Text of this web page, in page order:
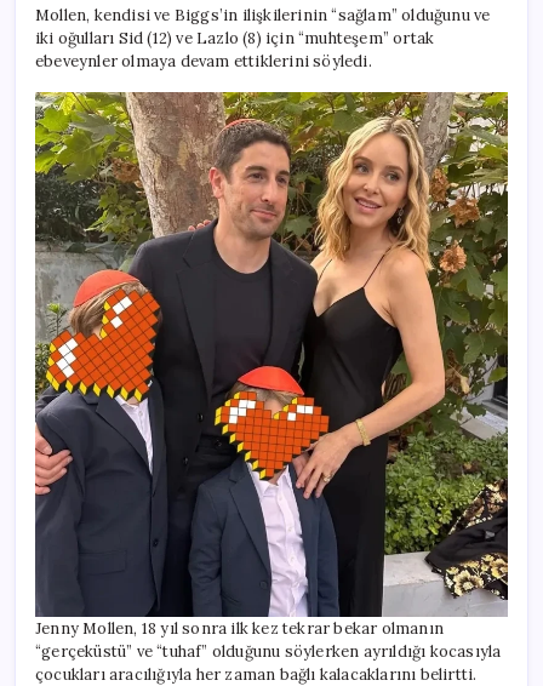
Mollen, kendisi ve Biggs’in ilişkilerinin “sağlam” olduğunu ve
iki oğulları Sid (12) ve Lazlo (8) için “muhteşem” ortak
ebeveynler olmaya devam ettiklerini söyledi.
Jenny Mollen, 18 yıl sonra ilk kez tekrar bekar olmanın
“gerçeküstü” ve “tuhaf” olduğunu söylerken ayrıldığı kocasıyla
çocukları aracılığıyla her zaman bağlı kalacaklarını belirtti.